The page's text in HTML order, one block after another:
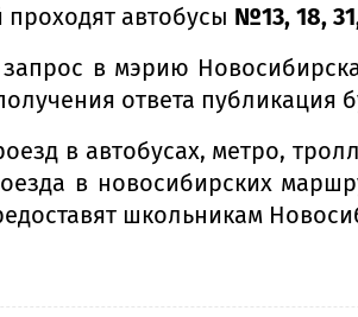
автобусы №13, 18,
в мэрию
ответа публикация
в автобусах, метро,
в новосибирских
школьникам